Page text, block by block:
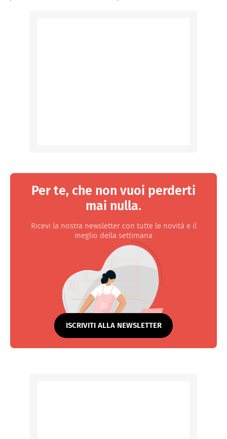
Per te, che non vuoi perderti
mai nulla.
Ricevi la nostra newsletter con tutte le novità e il
meglio della settimana
ISCRIVITI ALLA NEWSLETTER